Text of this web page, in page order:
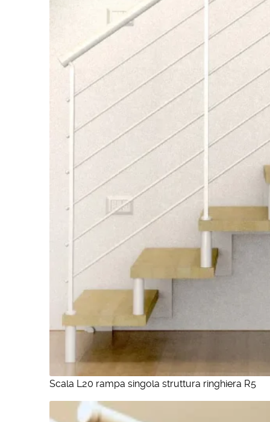
Scala L20 rampa singola struttura ringhiera R5